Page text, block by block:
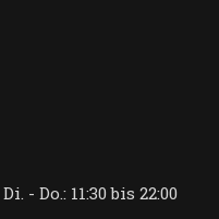
Di. - Do.: 11:30 bis 22:00